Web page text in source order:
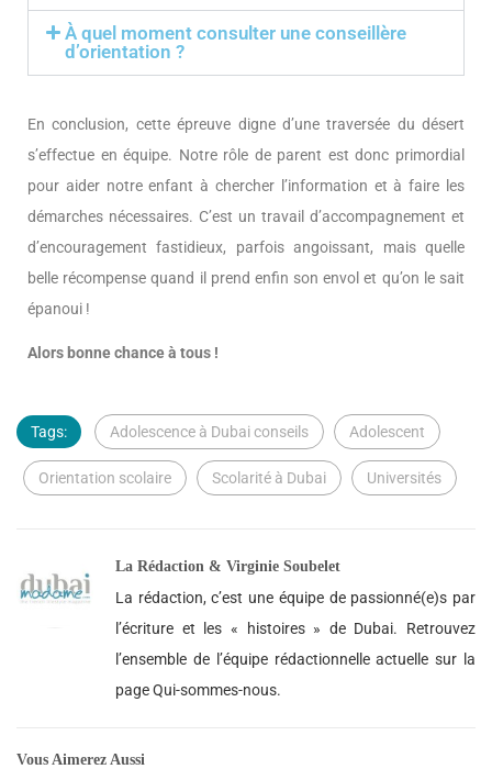
À quel moment consulter une conseillère
d’orientation ?
En conclusion, cette épreuve digne d’une traversée du désert
s’effectue en équipe. Notre rôle de parent est donc primordial
pour aider notre enfant à chercher l’information et à faire les
démarches nécessaires. C’est un travail d’accompagnement et
d’encouragement fastidieux, parfois angoissant, mais quelle
belle récompense quand il prend enfin son envol et qu’on le sait
épanoui !
Alors bonne chance à tous !
Tags: Adolescence à Dubai conseils Adolescent
Orientation scolaire Scolarité à Dubai Universités
La Rédaction & Virginie Soubelet
La rédaction, c’est une équipe de passionné(e)s par
l’écriture et les « histoires » de Dubai. Retrouvez
l’ensemble de l’équipe rédactionnelle actuelle sur la
page Qui-sommes-nous.
Vous Aimerez Aussi